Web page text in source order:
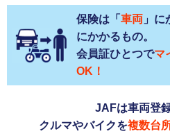
保険は「車両 」
にかかるもの。
会員証ひとつでマ
OK！
JAFは車両登
クルマやバイクを複数台